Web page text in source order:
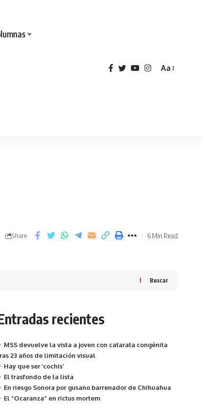
Aa
Share 6 Min Read
Buscar
recientes
MSS devuelve la vista a joven con catarata congénita
23 años de limitación visual
Hay que ser ‘cochis’
El trasfondo de la lista
En riesgo Sonora por gusano barrenador de Chihuahua
El “Ocaranza” en rictus mortem